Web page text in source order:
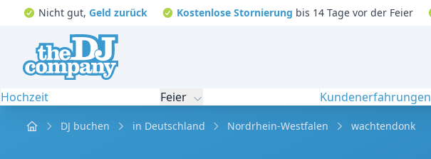
Nicht gut, Geld zurück Kostenlose Stornierung bis 14 Tage vor der Feier
Hochzeit Feier Kundenerfahrungen
Home DJ buchen in Deutschland Nordrhein-Westfalen wachtendonk